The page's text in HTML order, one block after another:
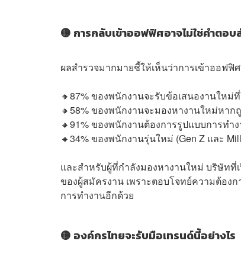
🟡 การกลับเข้าออฟฟิศอาจไม่ใช่คำตอ
ผลสำรวจมากมายชี้ให้เห็นว่าการเข้าออฟฟิ
🔸87% ของพนักงานจะรับข้อเสนองานให
🔸58% ของพนักงานจะมองหางานใหม่หาก
🔸91% ของพนักงานต้องการรูปแบบการทำ
🔸34% ของพนักงานรุ่นใหม่ (Gen Z และ
และสำหรับผู้ที่กำลังมองหางานใหม่ บริษัทที่
ของผู้สมัครงาน เพราะตอบโจทย์ความต้อง
การทำงานอีกด้วย
🟡 องค์กรไทยจะรับมือเทรนด์นี้อย่างไร